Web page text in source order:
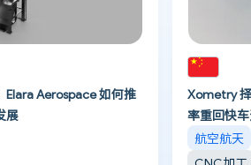
Elara Aerospace 如何推
展
Xometry
率重回快
航空航天